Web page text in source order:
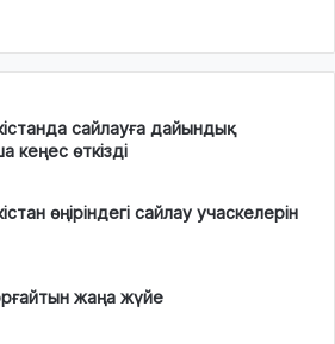
сайлауға дайындық
кеңес өткізді
өңіріндегі сайлау учаскелерін
жаңа жүйе